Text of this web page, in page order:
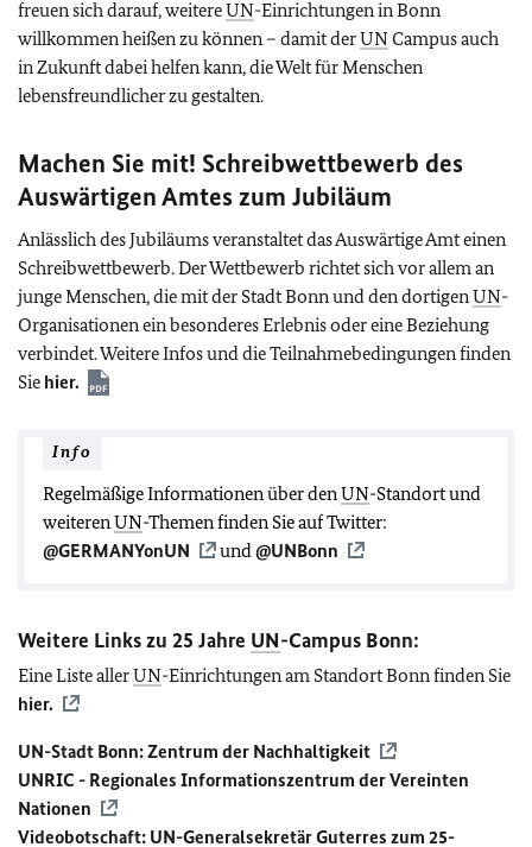
freuen sich darauf, weitereUN-Einrichtungen in Bonn
willkommen heißen zu können – damit derUNCampus auch
in Zukunft dabei helfen kann, die Welt für Menschen
lebensfreundlicher zu gestalten.
Machen Sie mit! Schreibwettbewerb des
Auswärtigen Amtes zum Jubiläum
Anlässlich des Jubiläums veranstaltet das Auswärtige Amt einen
Schreibwettbewerb. Der Wettbewerb richtet sich vor allem an
junge Menschen, die mit der Stadt Bonn und den dortigen UN-
Organisationen ein besonderes Erlebnis oder eine Beziehung
verbindet. Weitere Infos und die Teilnahmebedingungen finden
Sie hier.
Info
Regelmäßige Informationen über den UN-Standort und
weiteren UN-Themen finden Sie auf Twitter:
@GERMANYonUN
und @UNBonn
Weitere Links zu 25 Jahre UN-Campus Bonn:
Eine Liste allerUN-Einrichtungen am Standort Bonn finden Sie
hier.
UN-Stadt Bonn: Zentrum der Nachhaltigkeit
UNRIC - Regionales Informationszentrum der Vereinten
Nationen
Videobotschaft: UN-Generalsekretär Guterres zum 25-